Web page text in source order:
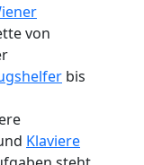
von
bis
Klaviere